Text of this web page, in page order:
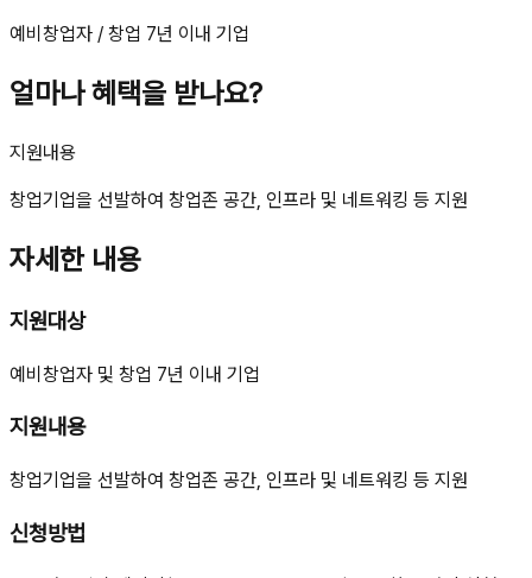
예비창업자 / 창업 7년 이내 기업
얼마나 혜택을 받나요?
지원내용
창업기업을 선발하여 창업존 공간, 인프라 및 네트워킹 등 지원
자세한 내용
지원대상
예비창업자 및 창업 7년 이내 기업
지원내용
창업기업을 선발하여 창업존 공간, 인프라 및 네트워킹 등 지원
신청방법